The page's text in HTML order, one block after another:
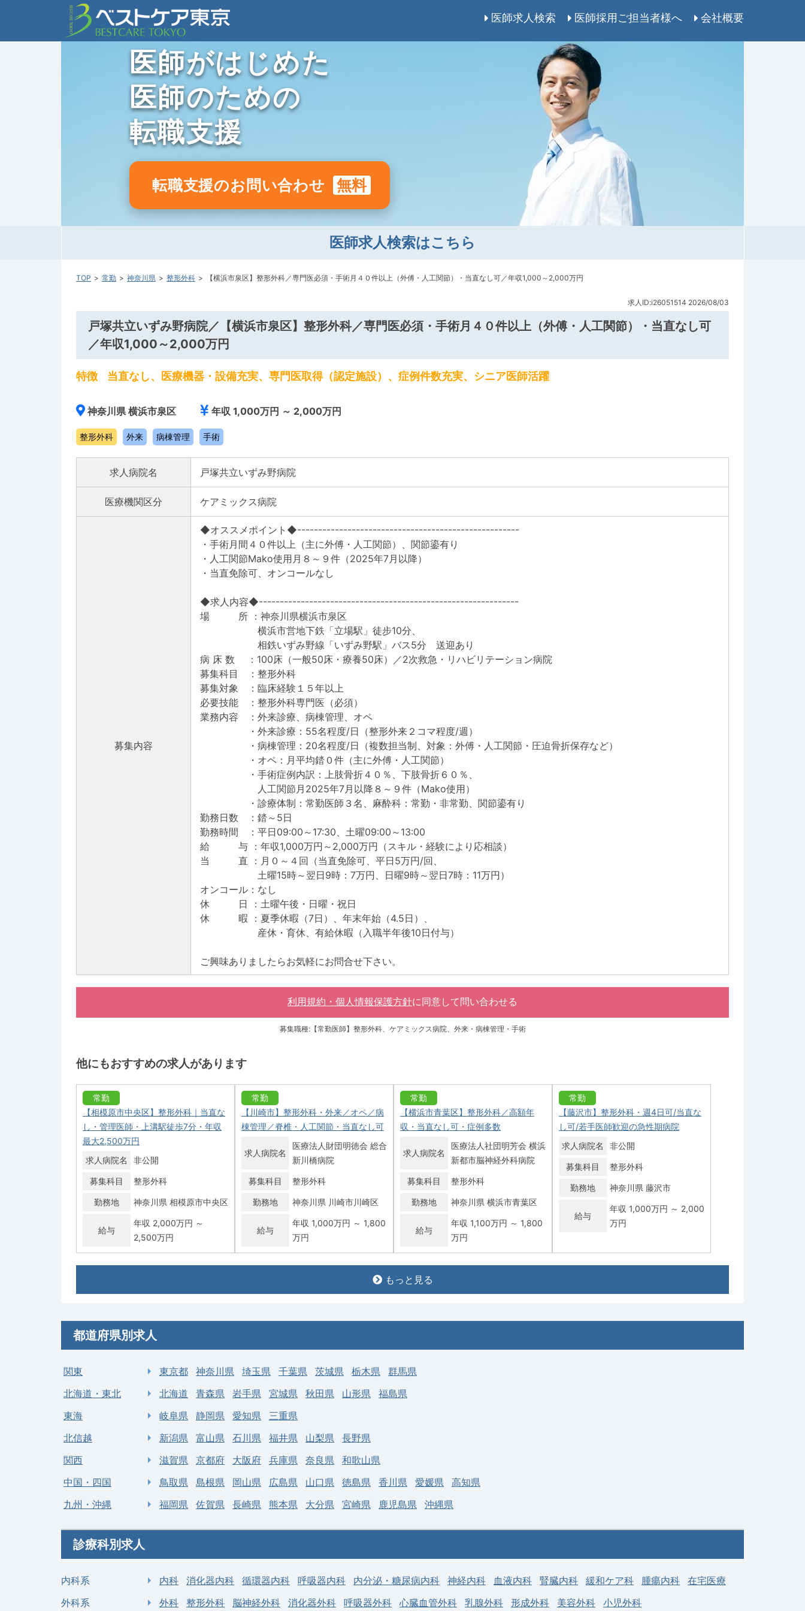
医師求人検索 医師採用ご担当者様へ 会社概要
医師がはじめた
医師のための
転職支援
転職支援のお問い合わせ 無料
医師求人検索はこちら
TOP 常勤 神奈川県 整形外科 【横浜市泉区】整形外科／専門医必須・手術月４０件以上（外傅・人工関節）・当直なし可／年収1,000～2,000万円
求人ID:i26051514 2026/08/03
戸塚共立いずみ野病院／【横浜市泉区】整形外科／専門医必須・手術月４０件以上（外傅・人工関節）・当直なし可
／年収1,000～2,000万円
特徴 当直なし、医療機器・設備充実、専門医取得（認定施設）、症例件数充実、シニア医師活躍
神奈川県 横浜市泉区 年収 1,000万円 ～ 2,000万円
整形外科 外来 病棟管理 手術
求人病院名 戸塚共立いずみ野病院
医療機関区分 ケアミックス病院
募集内容
◆オススメポイント◆-----------------------------------------------------
・手術月間４０件以上（主に外傅・人工関節）、関節鎏有り
・人工関節Mako使用月８～９件（2025年7月以降）
・当直免除可、オンコールなし
◆求人内容◆--------------------------------------------------------------
場 所 ：神奈川県横浜市泉区
横浜市営地下鉄「立場駅」徒步10分、
相鉄いずみ野線「いずみ野駅」バス5分 送迎あり
病 床 数 ：100床（一般50床・療養50床）／2次救急・リハビリテーション病院
募集科目 ：整形外科
募集対象 ：臨床経験１５年以上
必要技能 ：整形外科専門医（必須）
業務内容 ：外来診療、病棟管理、オペ
・外来診療：55名程度/日（整形外来２コマ程度/週）
・病棟管理：20名程度/日（複数担当制、対象：外傅・人工関節・圧迫骨折保存など）
・オペ：月平均錔０件（主に外傅・人工関節）
・手術症例内訳：上肢骨折４０％、下肢骨折６０％、
人工関節月2025年7月以降８～９件（Mako使用）
・診療体制：常勤医師３名、麻酔科：常勤・非常勤、関節鎏有り
勤務日数 ：錔～5日
勤務時間 ：平日09:00～17:30、土曜09:00～13:00
給 与 ：年収1,000万円～2,000万円（スキル・経験により応相談）
当 直 ：月０～４回（当直免除可、平日5万円/回、
土曜15時～翌日9時：7万円、日曜9時～翌日7時：11万円）
オンコール：なし
休 日 ：土曜午後・日曜・祝日
休 暇 ：夏季休暇（7日）、年末年始（4.5日）、
産休・育休、有給休暇（入職半年後10日付与）
ご興味ありましたらお気軽にお問合せ下さい。
利用規約・個人情報保護方針に同意して 問い合わせる
募集職種:【常勤医師】整形外科、ケアミックス病院、外来・病棟管理・手術
他にもおすすめの求人があります
常勤
【相模原市中央区】整形外科｜当直な
し・管理医師・上溝駅徒歩7分・年収
最大2,500万円
求人病院名
非公開
募集科目 整形外科
勤務地 神奈川県 相模原市中央区
給与
年収 2,000万円 ～
2,500万円
常勤
【川崎市】整形外科・外来／オペ／病
棟管理／脊椎・人工関節・当直なし可
求人病院名
医療法人財団明徳会 総合
新川橋病院
募集科目 整形外科
勤務地 神奈川県 川崎市川崎区
給与
年収 1,000万円 ～ 1,800
万円
常勤
【横浜市青葉区】整形外科／高額年
収・当直なし可・症例多数
求人病院名
医療法人社団明芳会 横浜
新都市脳神経外科病院
募集科目 整形外科
勤務地 神奈川県 横浜市青葉区
給与
年収 1,100万円 ～ 1,800
万円
常勤
【藤沢市】整形外科・週4日可/当直な
し可/若手医師歓迎の急性期病院
求人病院名
非公開
募集科目 整形外科
勤務地 神奈川県 藤沢市
給与
年収 1,000万円 ～ 2,000
万円
常勤
な方・脊椒・手外科歓迎・当直応相談
求人病院名 よこすか浦賀病院
募集科目 整形外科
神奈川県 横須賀市
給与
年収 2,000万円 ～
常勤
【横浜市戸塚区】整形外科／戸塚駅徒
歩5分・外傅以外・専門医必須／年収
募集科目 整形外科
勤務地 神奈川県 横浜市戸塚区
給与
年収 1,000万円 ～ 1,800
常勤
【横浜市緑区】整形外科（脊椎外科）
／外来・病棟・オペ／週4.5日～・年
募集科目 整形外科
勤務地
常勤
円・徳洲会グループ・救急充実・症例
募集科目 整形外科
もっと見る
都道府県別求人
関東 東京都 神奈川県 埼玉県 千葉県 茨城県 栃木県
群馬県
北海道・東北
北海道 青森県 岩手県 宮城県 秋田県 山形県
福島県
東海
岐阜県 静岡県 愛知県
三重県
北信越
新潟県 富山県 石川県 福井県 山梨県
長野県
関西
滋賀県 京都府 大阪府 兵庫県 奈良県
和歌山県
中国・四国
鳥取県 島根県 岡山県 広島県 山口県 徳島県 香川県 愛媛県
高知県
九州・沖縄
福岡県 佐賀県 長崎県 熊本県 大分県 宮崎県 鹿児島県 沖縄県
診療科別求人
内科系 内科 消化器内科 循環器内科 呼吸器内科 内分泌・糖尿病内科 神経内科 血液内科 腎臓内科 緩和ケア科 腫瘍内科
在宅医療
外科系
外科 整形外科 脳神経外科 消化器外科 呼吸器外科 心臓血管外科 乳腺外科 形成外科 美容外科 小児外科